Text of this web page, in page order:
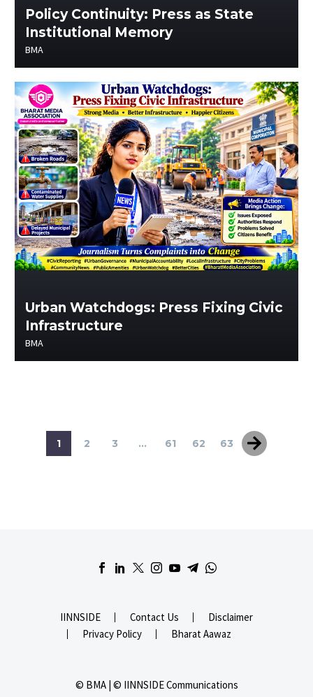
Policy Continuity: Press as State
Institutional Memory
BMA
Urban Watchdogs: Press Fixing Civic
Infrastructure
BMA
1 2 3 ... 61 62 63
IINNSIDE Contact Us
Disclaimer
Privacy Policy
Bharat Aawaz
© BMA | © IINNSIDE Communications